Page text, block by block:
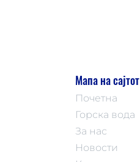
Мапа на сајтот
Почетна
Горска вода
За нас
Новости